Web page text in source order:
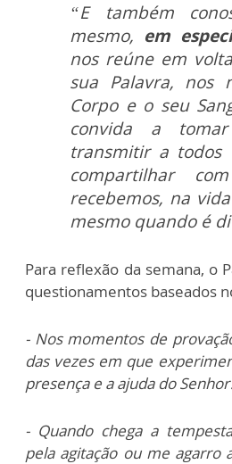
“E também
mesmo, em
nos reúne em
sua Palavra, nos
Corpo e o seu
convida a
transmitir a todos
compartilhar
recebemos, na
mesmo quando é
Para reflexão da semana, o
questionamentos baseados
- Nos momentos de
das vezes em que
presença e a ajuda do
- Quando chega a
pela agitação ou me agarro